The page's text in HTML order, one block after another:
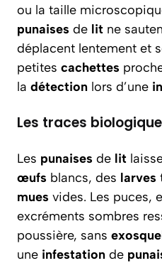
ou la taille
punaises de lit ne
déplacent lentement et
petites cachettes
la détection lors d’une
Les traces
Les punaises de lit
œufs blancs, des larves
mues vides. Les puces,
excréments sombres
poussière, sans
une infestation de